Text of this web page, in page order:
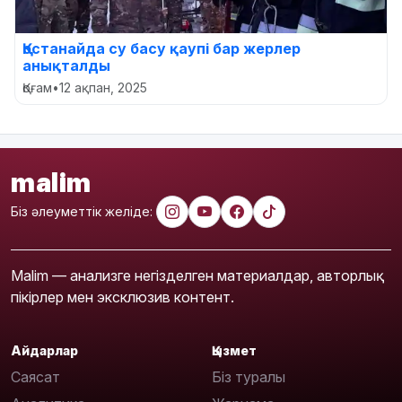
Қостанайда су басу қаупі бар жерлер
анықталды
Қоғам•12 ақпан, 2025
malim
Біз әлеуметтік желіде:
Malim — анализге негізделген материалдар, авторлық
пікірлер мен эксклюзив контент.
Айдарлар
Саясат
Қызмет
Біз туралы